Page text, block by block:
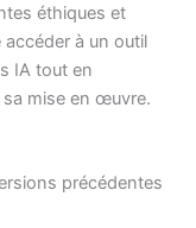
éthiques et
à un outil
IA tout en
mise en œuvre.
précédentes